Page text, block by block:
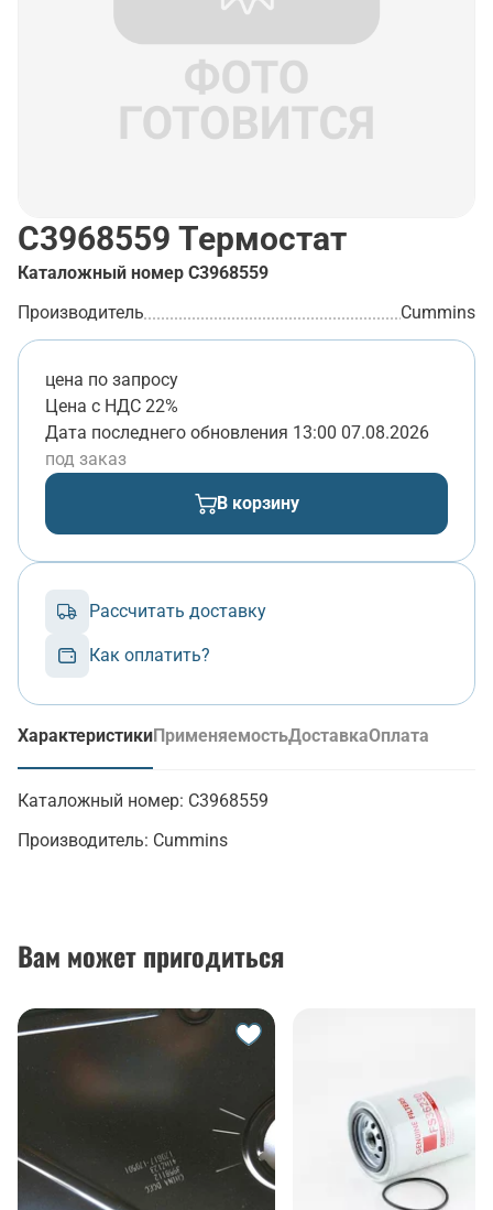
C3968559 Термостат
Каталожный номер C3968559
Производитель
Cummins
цена по запросу
Цена с НДС 22%
Дата последнего обновления 13:00 07.08.2026
под заказ
В корзину
Рассчитать доставку
Как оплатить?
Характеристики
(активная вкладка)
ПрименяемостьДоставкаОплата
Каталожный номер: C3968559
Производитель: Cummins
Вам может пригодиться